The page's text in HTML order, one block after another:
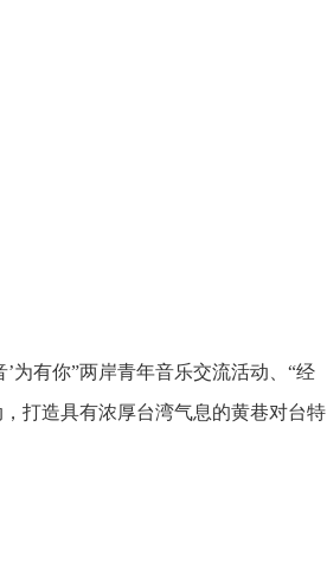
为有你”两岸青年音乐交流活动、“经
打造具有浓厚台湾气息的黄巷对台特